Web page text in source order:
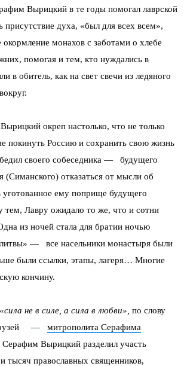
Вырицкий в те годы помогал лаврской
присутствие духа, «был для всех всем»,
окормление монахов с заботами о хлебе
помогая и тем, кто нуждались в
в обитель, как на свет свечи из ледяного
окреп настолько, что не только
покинуть Россию и сохранить свою жизнь
своего собеседника — будущего
(Симанского) отказаться от мысли об
уготованное ему поприще будущего
Лавру ожидало то же, что и сотни
из ночей стала для братии ночью
— все насельники монастыря были
были ссылки, этапы, лагеря… Многие
кончину.
«сила не в силе, а сила в любви», по слову
друзей — митрополита Серафима
Серафим Вырицкий разделил участь
тысяч православных священников,